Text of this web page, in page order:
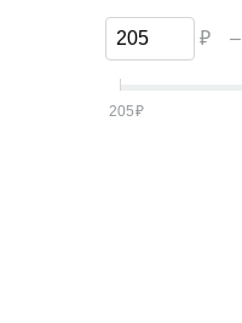
₽ –
205₽